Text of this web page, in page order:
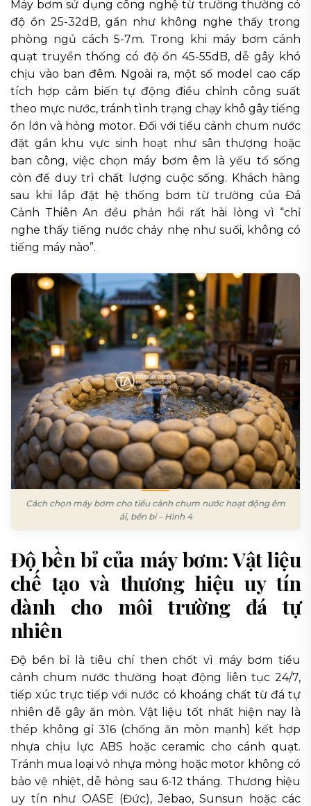
Máy bơm sử dụng công nghệ từ trường thường có
độ ồn 25-32dB, gần như không nghe thấy trong
phòng ngủ cách 5-7m. Trong khi máy bơm cánh
quạt truyền thống có độ ồn 45-55dB, dễ gây khó
chịu vào ban đêm. Ngoài ra, một số model cao cấp
tích hợp cảm biến tự động điều chỉnh công suất
theo mực nước, tránh tình trạng chạy khô gây tiếng
ồn lớn và hỏng motor. Đối với tiểu cảnh chum nước
đặt gần khu vực sinh hoạt như sân thượng hoặc
ban công, việc chọn máy bơm êm là yếu tố sống
còn để duy trì chất lượng cuộc sống. Khách hàng
sau khi lắp đặt hệ thống bơm từ trường của Đá
Cảnh Thiên An đều phản hồi rất hài lòng vì “chỉ
nghe thấy tiếng nước chảy nhẹ như suối, không có
tiếng máy nào”.
Cách chọn máy bơm cho tiểu cảnh chum nước hoạt động êm
ái, bền bỉ – Hình 4
Độ bền bỉ của máy bơm: Vật liệu
chế tạo và thương hiệu uy tín
dành cho môi trường đá tự
nhiên
Độ bền bỉ là tiêu chí then chốt vì máy bơm tiểu
cảnh chum nước thường hoạt động liên tục 24/7,
tiếp xúc trực tiếp với nước có khoáng chất từ đá tự
nhiên dễ gây ăn mòn. Vật liệu tốt nhất hiện nay là
thép không gỉ 316 (chống ăn mòn mạnh) kết hợp
nhựa chịu lực ABS hoặc ceramic cho cánh quạt.
Tránh mua loại vỏ nhựa mỏng hoặc motor không có
bảo vệ nhiệt, dễ hỏng sau 6-12 tháng. Thương hiệu
uy tín như OASE (Đức), Jebao, Sunsun hoặc các